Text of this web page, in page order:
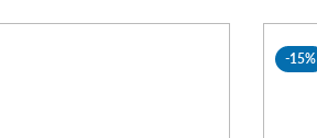
-15%